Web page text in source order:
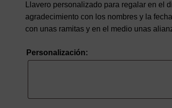
Llavero personalizado para regalar en el
agradecimiento con los nombres y la
con unas ramitas y en el medio unas
Personalización: